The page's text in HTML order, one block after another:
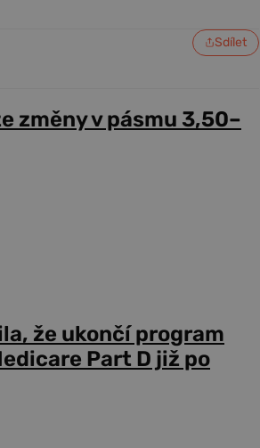
Sdílet
změny v pásmu 3,50–
že ukončí program
Part D již po